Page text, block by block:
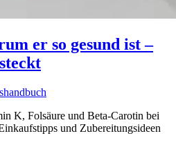
er so gesund ist –
K, Folsäure und Beta-Carotin bei
und Zubereitungsideen